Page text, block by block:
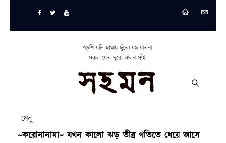
পড়শি যদি আমায় ছুঁতো যম যাতনা
সকল যেত দূরে: লালন সাঁই
মেনু
~করোনানামা~ যখন কালো ঝড় তীব্র গতিতে ধেয়ে আসে